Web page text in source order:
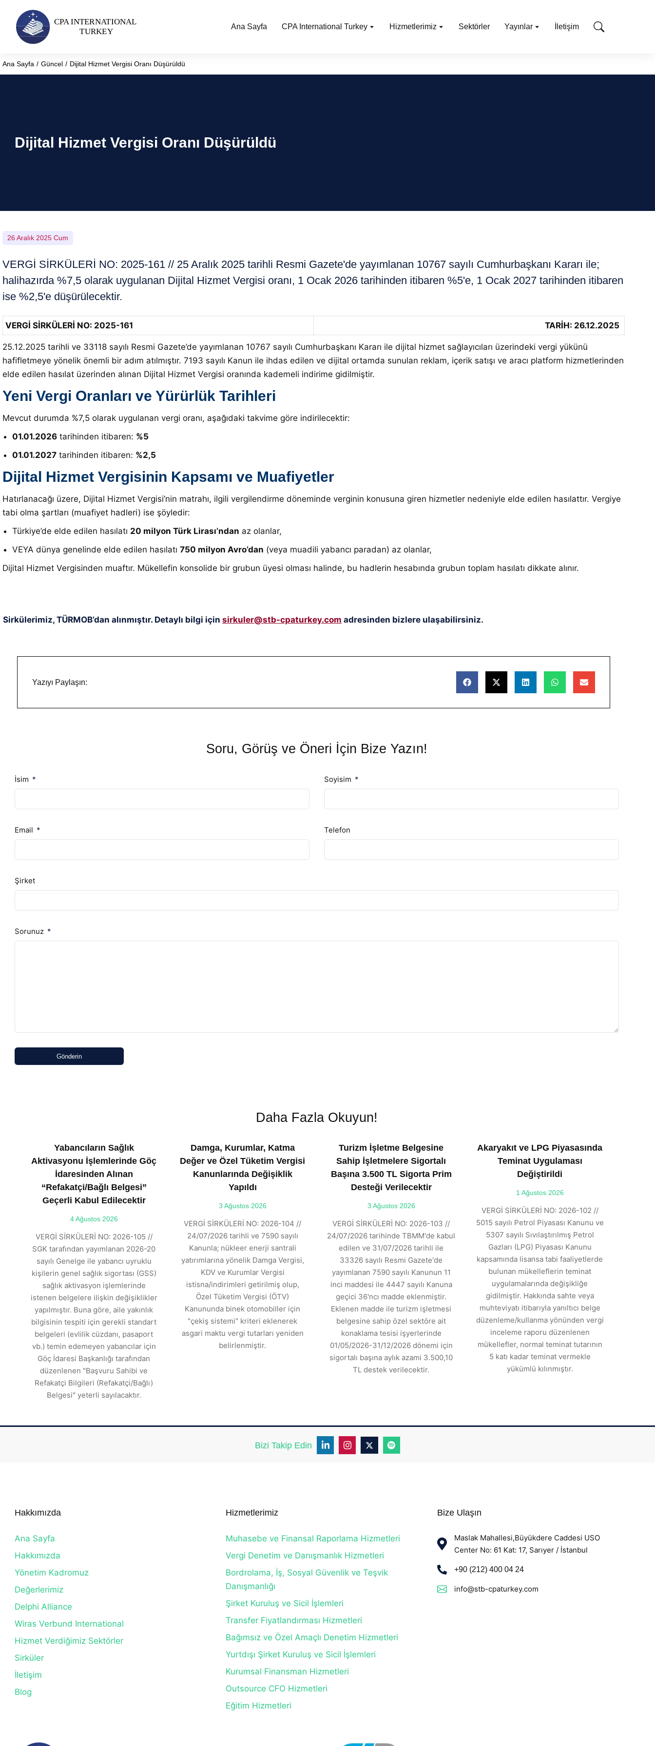
Ana Sayfa CPA International Turkey Hizmetlerimiz Sektörler Yayınlar İletişim
You are here:
Ana Sayfa Güncel Dijital Hizmet Vergisi Oranı Düşürüldü
Dijital Hizmet Vergisi Oranı Düşürüldü
26 Aralık 2025 Cum
VERGİ SİRKÜLERİ NO: 2025-161 // 25 Aralık 2025 tarihli Resmi Gazete'de yayımlanan 10767 sayılı Cumhurbaşkanı Kararı ile;
halihazırda %7,5 olarak uygulanan Dijital Hizmet Vergisi oranı, 1 Ocak 2026 tarihinden itibaren %5'e, 1 Ocak 2027 tarihinden itibaren
ise %2,5'e düşürülecektir.
VERGİ SİRKÜLERİ NO: 2025-161 TARİH: 26.12.2025
25.12.2025 tarihli ve 33118 sayılı Resmi Gazete’de yayımlanan 10767 sayılı Cumhurbaşkanı Kararı ile dijital hizmet sağlayıcıları üzerindeki vergi yükünü
hafifletmeye yönelik önemli bir adım atılmıştır. 7193 sayılı Kanun ile ihdas edilen ve dijital ortamda sunulan reklam, içerik satışı ve aracı platform hizmetlerinden
elde edilen hasılat üzerinden alınan Dijital Hizmet Vergisi oranında kademeli indirime gidilmiştir.
Yeni Vergi Oranları ve Yürürlük Tarihleri
Mevcut durumda %7,5 olarak uygulanan vergi oranı, aşağıdaki takvime göre indirilecektir:
01.01.2026 tarihinden itibaren: %5
01.01.2027 tarihinden itibaren: %2,5
Dijital Hizmet Vergisinin Kapsamı ve Muafiyetler
Hatırlanacağı üzere, Dijital Hizmet Vergisi’nin matrahı, ilgili vergilendirme döneminde verginin konusuna giren hizmetler nedeniyle elde edilen hasılattır. Vergiye
tabi olma şartları (muafiyet hadleri) ise şöyledir:
Türkiye’de elde edilen hasılatı 20 milyon Türk Lirası’ndan az olanlar,
VEYA dünya genelinde elde edilen hasılatı 750 milyon Avro’dan (veya muadili yabancı paradan) az olanlar,
Dijital Hizmet Vergisinden muaftır. Mükellefin konsolide bir grubun üyesi olması halinde, bu hadlerin hesabında grubun toplam hasılatı dikkate alınır.
Sirkülerimiz, TÜRMOB’dan alınmıştır. Detaylı bilgi için sirkuler@stb-cpaturkey.com adresinden bizlere ulaşabilirsiniz.
Yazıyı Paylaşın:
Soru, Görüş ve Öneri İçin Bize Yazın!
İsim Soyisim
Email Telefon
Şirket
Sorunuz
Gönderin
Daha Fazla Okuyun!
Yabancıların Sağlık
Aktivasyonu İşlemlerinde Göç
İdaresinden Alınan
“Refakatçi/Bağlı Belgesi”
Geçerli Kabul Edilecektir
4 Ağustos 2026
VERGİ SİRKÜLERİ NO: 2026-105 //
SGK tarafından yayımlanan 2026-20
sayılı Genelge ile yabancı uyruklu
kişilerin genel sağlık sigortası (GSS)
sağlık aktivasyon işlemlerinde
istenen belgelere ilişkin değişiklikler
yapılmıştır. Buna göre, aile yakınlık
bilgisinin tespiti için gerekli standart
belgeleri (evlilik cüzdanı, pasaport
vb.) temin edemeyen yabancılar için
Göç İdaresi Başkanlığı tarafından
düzenlenen "Başvuru Sahibi ve
Refakatçi Bilgileri (Refakatçi/Bağlı)
Belgesi" yeterli sayılacaktır.
Damga, Kurumlar, Katma
Değer ve Özel Tüketim Vergisi
Kanunlarında Değişiklik
Yapıldı
3 Ağustos 2026
VERGİ SİRKÜLERİ NO: 2026-104 //
24/07/2026 tarihli ve 7590 sayılı
Kanunla; nükleer enerji santrali
yatırımlarına yönelik Damga Vergisi,
KDV ve Kurumlar Vergisi
istisna/indirimleri getirilmiş olup,
Özel Tüketim Vergisi (ÖTV)
Kanununda binek otomobiller için
"çekiş sistemi" kriteri eklenerek
asgari maktu vergi tutarları yeniden
belirlenmiştir.
Turizm İşletme Belgesine
Sahip İşletmelere Sigortalı
Başına 3.500 TL Sigorta Prim
Desteği Verilecektir
3 Ağustos 2026
VERGİ SİRKÜLERİ NO: 2026-103 //
24/07/2026 tarihinde TBMM'de kabul
edilen ve 31/07/2026 tarihli ile
33326 sayılı Resmi Gazete'de
yayımlanan 7590 sayılı Kanunun 11
inci maddesi ile 4447 sayılı Kanuna
geçici 36'ncı madde eklenmiştir.
Eklenen madde ile turizm işletmesi
belgesine sahip özel sektöre ait
konaklama tesisi işyerlerinde
01/05/2026-31/12/2026 dönemi için
sigortalı başına aylık azami 3.500,10
TL destek verilecektir.
Akaryakıt ve LPG Piyasasında
Teminat Uygulaması
Değiştirildi
1 Ağustos 2026
VERGİ SİRKÜLERİ NO: 2026-102 //
5015 sayılı Petrol Piyasası Kanunu ve
5307 sayılı Sıvılaştırılmış Petrol
Gazları (LPG) Piyasası Kanunu
kapsamında lisansa tabi faaliyetlerde
bulunan mükelleflerin teminat
uygulamalarında değişikliğe
gidilmiştir. Hakkında sahte veya
muhteviyatı itibarıyla yanıltıcı belge
düzenleme/kullanma yönünden vergi
inceleme raporu düzenlenen
mükellefler, normal teminat tutarının
5 katı kadar teminat vermekle
yükümlü kılınmıştır.
Bizi Takip Edin
Hakkımızda
Ana Sayfa
Hakkımızda
Yönetim Kadromuz
Değerlerimiz
Delphi Alliance
Wiras Verbund International
Hizmet Verdiğimiz Sektörler
Sirküler
İletişim
Blog
Hizmetlerimiz
Muhasebe ve Finansal Raporlama Hizmetleri
Vergi Denetim ve Danışmanlık Hizmetleri
Bordrolama, İş, Sosyal Güvenlik ve Teşvik
Danışmanlığı
Şirket Kuruluş ve Sicil İşlemleri
Transfer Fiyatlandırması Hizmetleri
Bağımsız ve Özel Amaçlı Denetim Hizmetleri
Yurtdışı Şirket Kuruluş ve Sicil İşlemleri
Kurumsal Finansman Hizmetleri
Outsource CFO Hizmetleri
Eğitim Hizmetleri
Bize Ulaşın
Maslak Mahallesi,Büyükdere Caddesi USO
Center No: 61 Kat: 17, Sarıyer / İstanbul
+90 (212) 400 04 24
info@stb-cpaturkey.com